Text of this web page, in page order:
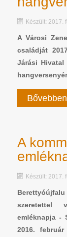
Készült: 2017.
A Városi
családját
Járási Hivatal
A
Készült: 2017.
szeretettel
emléknapja -
2016.